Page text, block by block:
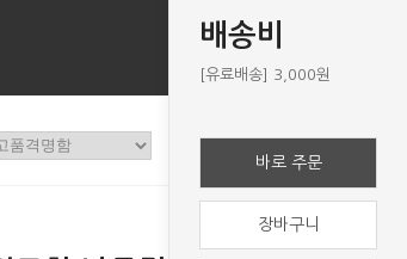
배송비
[유료배송] 3,000원
바로 주문
장바구니